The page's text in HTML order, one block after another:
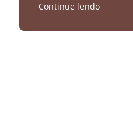
Continue lendo